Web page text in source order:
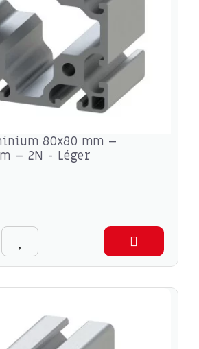
80x80 mm –
– 2N - Léger